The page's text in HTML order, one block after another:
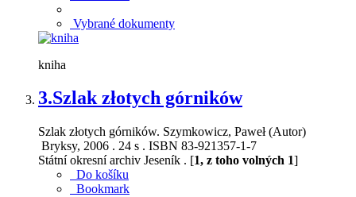
Vybrané dokumenty
kniha
3.Szlak złotych górników
Szlak złotych górników. Szymkowicz, Paweł (Autor)
Bryksy, 2006 . 24 s . ISBN 83-921357-1-7
Státní okresní archiv Jeseník . [1, z toho volných 1]
Do košíku
Bookmark